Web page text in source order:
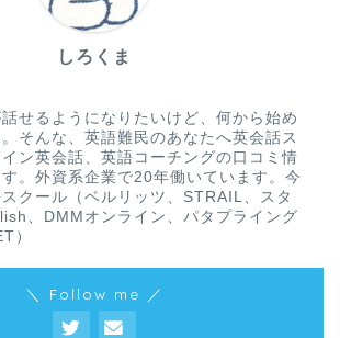
しろくま
せるようになりたいけど、何から始め
そんな、英語難民のあなたへ英会話ス
ン英会話、英語コーチングの口コミ情
。外資系企業で20年働いています。今
クール（ベルリッツ、STRAIL、スタ
、DMMオンライン、パタプライング
）
＼ Follow me ／